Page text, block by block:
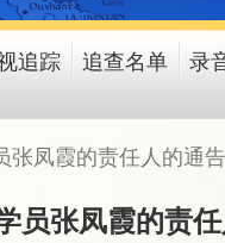
追踪 追查名单 录
张凤霞的责任人的通
员张凤霞的责